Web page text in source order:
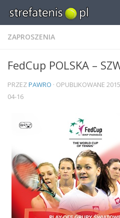
Skip to content
ZAPROSZENIA
FedCup POLSKA –
PRZEZPAWRO · OPUBLIKOWANE
04-16